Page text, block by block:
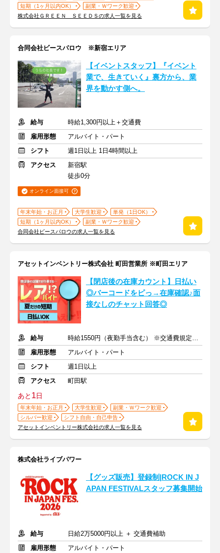
短期（1ヶ月以内OK）
副業・Ｗワーク歓迎
株式会社ＧＲＥＥＮ ＳＥＥＤＳの求人一覧を見る
合同会社ビースパロウ ※新宿エリア
【イベントスタッフ】『イベント
業で、生きていく』裏方から、業
界を動かす側へ。
給与
時給1,300円以上＋交通費
雇用形態
アルバイト・パート
シフト
週1日以上 1日4時間以上
アクセス
新宿駅
徒歩0分
オンライン面接可
年末年始・お正月 大学生歓迎
単発（1日OK）
短期（1ヶ月以内OK）
副業・Ｗワーク歓迎
合同会社ビースパロウの求人一覧を見る
アセットインベントリー株式会社 町田営業所 ※町田エリア
【閉店後の在庫カウント】日払い
◎バーコードをピっ→在庫確認♪面
接なしのチャット回答◎
給与
時給1550円（夜勤手当含む） ※交通費規定内支給
雇用形態
アルバイト・パート
シフト
週1日以上
アクセス
町田駅
あと 1日
年末年始・お正月 大学生歓迎
副業・Ｗワーク歓迎
シルバー歓迎
シフト自由・自己申告
アセットインベントリー株式会社の求人一覧を見る
株式会社ライブパワー
【グッズ販売】登録制|ROCK IN J
APAN FESTIVALスタッフ募集開始
給与
日給2万5000円以上 ＋ 交通費補助
雇用形態
アルバイト・パート